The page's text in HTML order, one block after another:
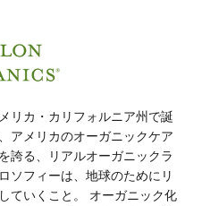
リカ・カリフォルニア州で誕
アメリカのオーガニックケア
誇る、リアルオーガニックラ
ソフィーは、地球のためにリ
ていくこと。 オーガニック化